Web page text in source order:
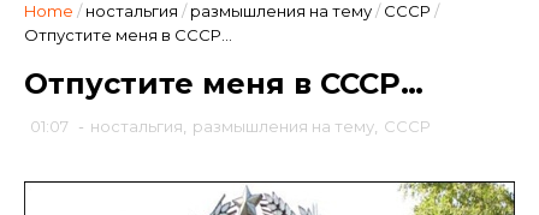
Home / ностальгия / размышления на тему/ СССР /
Отпустите меня в СССР…
Отпустите меня в СССР…
01:07 - ностальгия размышления на тему СССР